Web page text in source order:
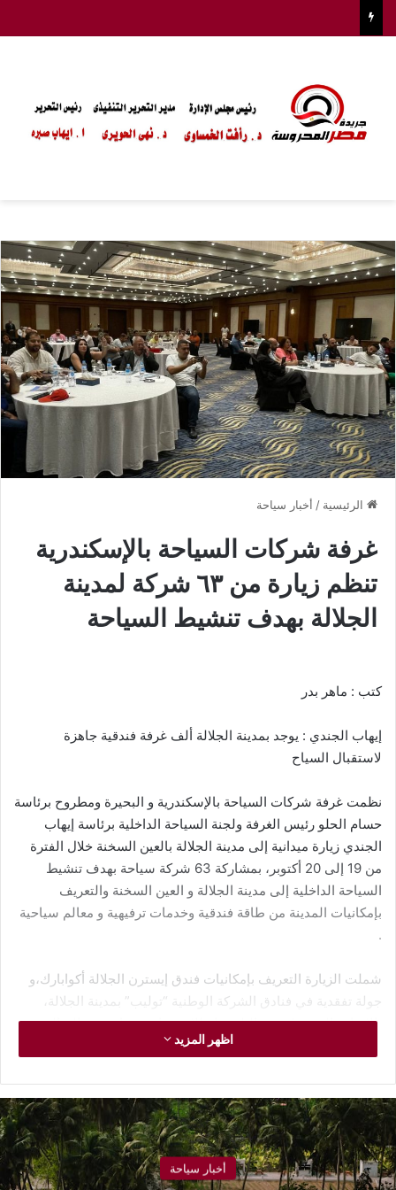
الرئيسية / أخبار سياحة
غرفة شركات السياحة بالإسكندرية
تنظم زيارة من ٦٣ شركة لمدينة
الجلالة بهدف تنشيط السياحة
كتب : ماهر بدر
إيهاب الجندي : يوجد بمدينة الجلالة ألف غرفة فندقية جاهزة
لاستقبال السياح
نظمت غرفة شركات السياحة بالإسكندرية و البحيرة ومطروح برئاسة
حسام الحلو رئيس الغرفة ولجنة السياحة الداخلية برئاسة إيهاب
الجندي زيارة ميدانية إلى مدينة الجلالة بالعين السخنة خلال الفترة
من 19 إلى 20 أكتوبر، بمشاركة 63 شركة سياحة بهدف تنشيط
السياحة الداخلية إلى مدينة الجلالة و العين السخنة والتعريف
بإمكانيات المدينة من طاقة فندقية وخدمات ترفيهية و معالم سياحية
.
شملت الزيارة التعريف بإمكانيات فندق إيسترن الجلالة أكوابارك،و
جولة تفقدية في فنادق الشركة الوطنية “توليب” بمدينة الجلالة،
بالإضافة إلى جولة عبر التليفريك للاستمتاع بمشاهدة معالم المدينة
ومن جانبه قال إيهاب الجندي رئيس لجنة السياحة الداخلية بغرفة
شركات السياحة بالإسكندرية و البحيرة ومطروح إن الهدف من هذه
الرحلة هو تعريف اصحاب ممثلي شركات السياحة بأحدث المنشآت
السياحية المتميزة بالمنطقة، في إطار الجهود المشتركة لتطوير
المقاصد الداخلية وجذب مزيد من الحركة السياحية إليها.
اظهر المزيد
أخبار سياحة